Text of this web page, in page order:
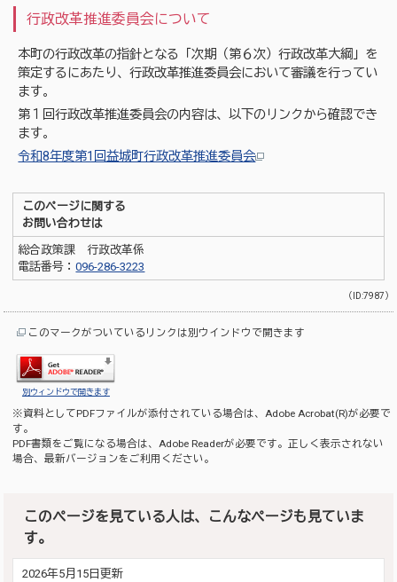
行政改革推進委員会について
本町の行政改革の指針となる「次期（第６次）行政改革大綱」を
策定するにあたり、行政改革推進委員会において審議を行ってい
ます。
第１回行政改革推進委員会の内容は、以下のリンクから確認でき
ます。
令和8年度第1回益城町行政改革推進委員会
このページに関する
お問い合わせは
総合政策課 行政改革係
電話番号：096-286-3223
（ID:7987）
このマークがついているリンクは別ウインドウで開きます
別ウィンドウで開きます
※資料としてPDFファイルが添付されている場合は、Adobe Acrobat(R)が必要で
す。
PDF書類をご覧になる場合は、Adobe Readerが必要です。正しく表示されない
場合、最新バージョンをご利用ください。
このページを見ている人は、こんなページも見ていま
す。
2026年5月15日更新